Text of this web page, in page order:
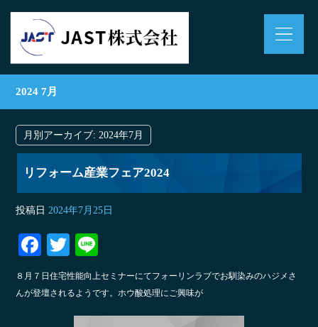
2024 7月
月別アーカイブ:2024年7月
リフォーム産業フェア2024
投稿日 2024年7月25日
Fa
ce
bo
T
wi
tte
r
ne
８月７日住宅性能向上セミナーにてフォーリンラブでお馴染みのハジメさ
んが登壇されるようです。ホウ酸処理にご興味が